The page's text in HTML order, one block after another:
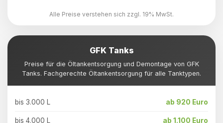
Alle Preise verstehen sich zzgl. 19% MwSt.
GFK Tanks
Preise für die Öltankentsorgung und Demontage von GFK
Tanks. Fachgerechte Öltankentsorgung für alle Tanktypen.
bis 3.000 L ab 920 Euro
bis 4.000 L ab 1.100 Euro